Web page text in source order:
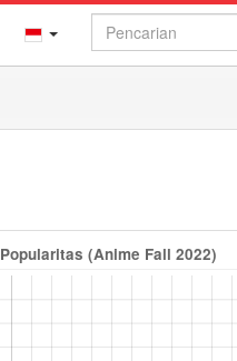
Popularitas (Anime Fall 2022)